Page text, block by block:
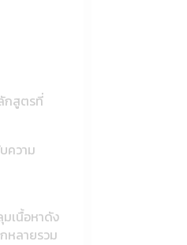
กสูตรที่
ความ
เนื้อหาดัง
หลายรวม